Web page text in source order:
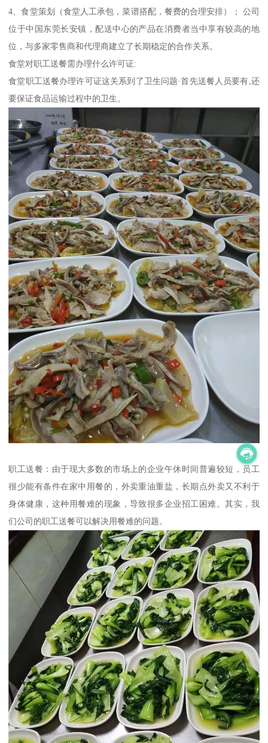
4、食堂策划（食堂人工承包，菜谱搭配，餐费的合理安排）； 公司
位于中国东莞长安镇，配送中心的产品在消费者当中享有较高的地
位，与多家零售商和代理商建立了长期稳定的合作关系。
食堂对职工送餐需办理什么许可证:
食堂职工送餐办理许可证这关系到了卫生问题·首先送餐人员要有,还
要保证食品运输过程中的卫生。
职工送餐：由于现大多数的市场上的企业午休时间普遍较短，员工
很少能有条件在家中用餐的，外卖重油重盐，长期点外卖又不利于
身体健康，这种用餐难的现象，导致很多企业招工困难。其实，我
们公司的职工送餐可以解决用餐难的问题。